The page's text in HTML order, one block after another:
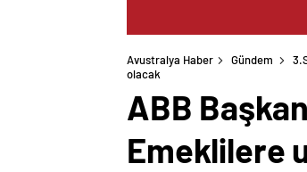
Avustralya Haber Gündem
olacak
ABB
Emeklilere